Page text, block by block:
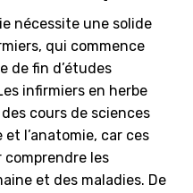
nécessite une solide
qui commence
de fin d’études
infirmiers en herbe
cours de sciences
l’anatomie, car ces
les
et des maladies. De